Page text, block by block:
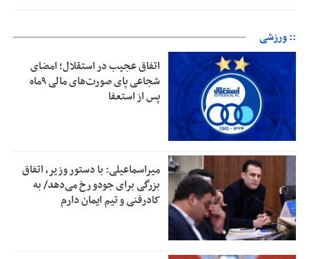
:: ورزشی
اتفاق عجیب در استقلال؛ امضای
شجاعی پای صورت‌های مالی ٩ماه
پس از استعفا
میراسماعیلی: با دستور وزیر، اتفاق
بزرگی برای جودو رخ می‌دهد/ به
کادرفنی و تیم ایمان دارم